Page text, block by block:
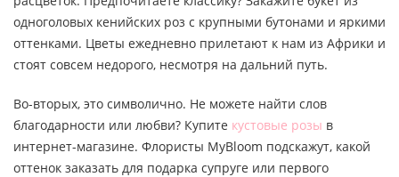
одноголовых кенийских роз с крупными бутонами и яркими
оттенками. Цветы ежедневно прилетают к нам из Африки и
стоят совсем недорого, несмотря на дальний путь.
Во-вторых, это символично. Не можете найти слов
благодарности или любви? Купите кустовые розы в
интернет-магазине. Флористы MyBloom подскажут, какой
оттенок заказать для подарка супруге или первого